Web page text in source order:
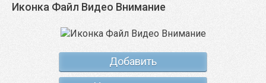
Иконка Файл Видео Внимание
Добавить